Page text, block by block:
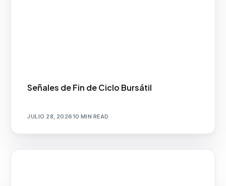
Señales de Fin de Ciclo Bursátil
JULIO 28, 202610 MIN READ